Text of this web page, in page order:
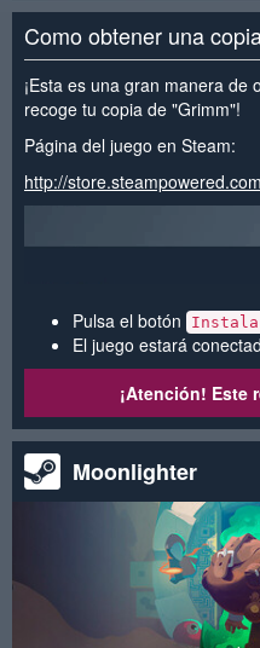
Como obtener una
¡Esta es una gran manera de
recoge tu copia de "Grimm"!
Página del juego en Steam:
http://
Pulsa el botón
El juego estará
¡Atención! Este
Moonlighter